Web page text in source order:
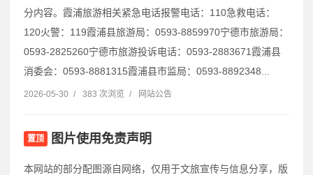
分内容。霞浦旅游相关紧急电话报警电话：110急救电话：
120火警：119霞浦县旅游局：0593-8859970宁德市旅游局：
0593-2825260宁德市旅游投诉电话：0593-2883671霞浦县
消委会：0593-8881315霞浦县市监局：0593-8892348...
2026-05-30 / 383 次浏览 / 网站公告
置顶 图片使用免责声明
本网站的部分配图源自网络，仅用于文旅宣传与信息分享，版